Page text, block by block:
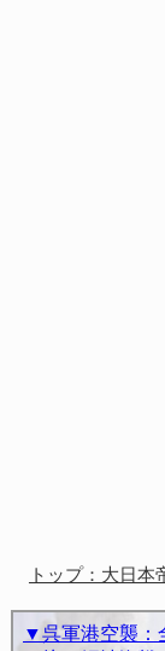
トップ：大日